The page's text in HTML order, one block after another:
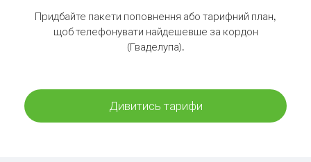
Придбайте пакети поповнення або тарифний план,
щоб телефонувати найдешевше за кордон
(Гваделупа).
Дивитись тарифи